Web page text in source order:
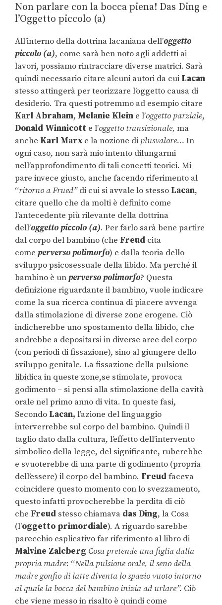
Non parlare con la bocca piena! Das Ding e
l’Oggetto piccolo (a)
All’interno della dottrina lacaniana dell’oggetto
piccolo (a), come sarà ben noto agli addetti ai
lavori, possiamo rintracciare diverse matrici. Sarà
quindi necessario citare alcuni autori da cui Lacan
stesso attingerà per teorizzare l’oggetto causa di
desiderio. Tra questi potremmo ad esempio citare
Karl Abraham, Melanie Klein e l’oggetto parziale,
Donald Winnicott e l’oggetto transizionale, ma
anche Karl Marxe la nozione di plusvalore… In
ogni caso, non sarà mio intento dilungarmi
nell’approfondimento di tali concetti teorici. Mi
pare invece giusto, anche facendo riferimento al
“ritorno a Frued”di cui si avvale lo stesso Lacan,
citare quello che da molti è definito come
l’antecedente più rilevante della dottrina
dell’oggetto piccolo (a). Per farlo sarà bene partire
dal corpo del bambino (che Freud cita
come perverso polimorfo) e dalla teoria dello
sviluppo psicosessuale della libido. Ma perché il
bambino è unperverso polimorfo? Questa
definizione riguardante il bambino, vuole indicare
come la sua ricerca continua di piacere avvenga
dalla stimolazione di diverse zone erogene. Ciò
indicherebbe uno spostamento della libido, che
andrebbe a depositarsi in diverse aree del corpo
(con periodi di fissazione), sino al giungere dello
sviluppo genitale. La fissazione della pulsione
libidica in queste zone,se stimolate, provoca
godimento – si pensi alla stimolazione della cavità
orale nel primo anno di vita. In queste fasi,
Secondo Lacan, l’azione del linguaggio
interverrebbe sul corpo del bambino. Quindi il
taglio dato dalla cultura, l’effetto dell’intervento
simbolico della legge, del significante, ruberebbe
e svuoterebbe di una parte di godimento (propria
dell’essere) il corpo del bambino. Freud faceva
coincidere questo momento con lo svezzamento,
questo infatti provocherebbe la perdita di ciò
che Freud stesso chiamava das Ding, la Cosa
(l’oggetto primordiale). A riguardo sarebbe
parecchio esplicativo far riferimento al libro di
Malvine Zalcberg Cosa pretende una figlia dalla
propria madre: “Nella pulsione orale, il seno della
madre gonfio di latte diventa lo spazio vuoto intorno
al quale la bocca del bambino inizia ad urlare”. Ciò
che viene messo in risalto è quindi come